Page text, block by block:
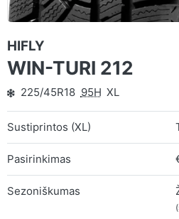
HIFLY
WIN-TURI 212
225/45R18 95H XL
Sustiprintos (XL)
Pasirinkimas
Sezoniškumas